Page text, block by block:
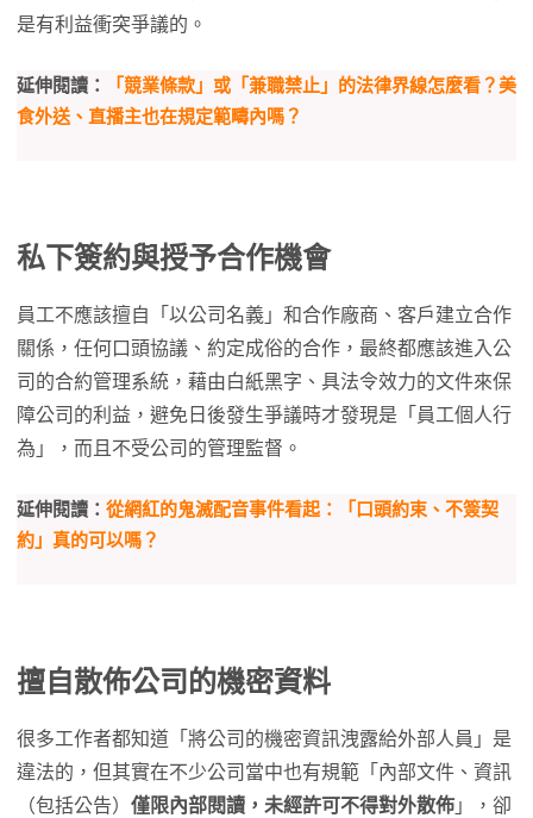
是有利益衝突爭議的。
延伸閱讀：
「競業條款」或「兼職禁止」的法律界線怎麼看？美
食外送、直播主也在規定範疇內嗎？
私下簽約與授予合作機會
員工不應該擅自「以公司名義」和合作廠商、客戶建立合作
關係，任何口頭協議、約定成俗的合作，最終都應該進入公
司的合約管理系統，藉由白紙黑字、具法令效力的文件來保
障公司的利益，避免日後發生爭議時才發現是「員工個人行
為」，而且不受公司的管理監督。
延伸閱讀： 從網紅的鬼滅配音事件看起：「口頭約束、不簽契
約」真的可以嗎？
擅自散佈公司的機密資料
很多工作者都知道「將公司的機密資訊洩露給外部人員」是
違法的，但其實在不少公司當中也有規範「內部文件、資訊
（包括公告） 僅限內部閱讀，未經許可不得對外散佈 」，卻